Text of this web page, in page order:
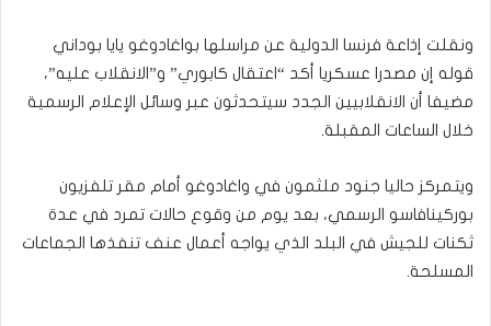
ونقلت إذاعة فرنسا الدولية عن مراسلها بواغادوغو يايا بوداني
قوله إن مصدرا عسكريا أكد “اعتقال كابوري” و”الانقلاب عليه”،
مضيفا أن الانقلابيين الجدد سيتحدثون عبر وسائل الإعلام الرسمية
خلال الساعات المقبلة.
ويتمركز حاليا جنود ملثمون في واغادوغو أمام مقر تلفزيون
بوركينافاسو الرسمي، بعد يوم من وقوع حالات تمرد في عدة
ثكنات للجيش في البلد الذي يواجه أعمال عنف تنفذها الجماعات
المسلحة.